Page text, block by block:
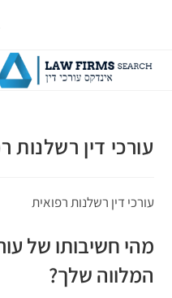
עורכי דין רשלנות
עורכי דין רשלנות רפואית
מהי חשיבותו של
המלווה שלך?